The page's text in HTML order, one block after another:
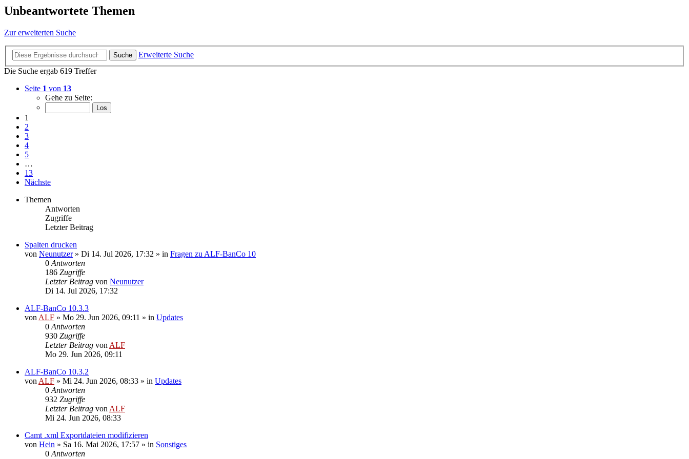
Unbeantwortete Themen
Zur erweiterten Suche
Suche
Erweiterte Suche
Die Suche ergab 619 Treffer
Seite 1 von 13
Gehe zu Seite:
1
2
3
4
5
…
13
Nächste
Themen
Antworten
Zugriffe
Letzter Beitrag
Spalten drucken
von Neunutzer» Di 14. Jul 2026, 17:32 » in Fragen zu ALF-BanCo 10
0 Antworten
186 Zugriffe
Letzter Beitrag von Neunutzer
Di 14. Jul 2026, 17:32
ALF-BanCo 10.3.3
von ALF » Mo 29. Jun 2026, 09:11 » in Updates
0 Antworten
930 Zugriffe
Letzter Beitrag von ALF
Mo 29. Jun 2026, 09:11
ALF-BanCo 10.3.2
von ALF » Mi 24. Jun 2026, 08:33 » in Updates
0 Antworten
932 Zugriffe
Letzter Beitrag von ALF
Mi 24. Jun 2026, 08:33
Camt .xml Exportdateien modifizieren
von Hein » Sa 16. Mai 2026, 17:57 » in Sonstiges
0 Antworten